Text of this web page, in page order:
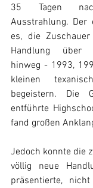
35 Tagen
Ausstrahlung. Der
es, die
Handlung über
hinweg - 1993,
kleinen
begeistern. Die
entführte
fand großen
Jedoch konnte die
völlig neue
präsentierte,